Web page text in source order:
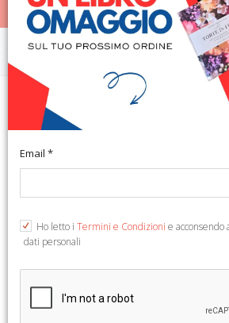
MENÙ
east meets west.
Kunihiko Shimonaka.
b/w and col. ill., cm 25x36,5.
Email *
Ho letto i Termini e Condizioni e
dati personali